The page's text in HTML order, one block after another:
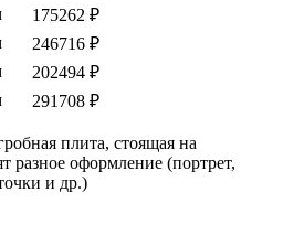
175262 ₽
246716 ₽
202494 ₽
291708 ₽
плита, стоящая на
разное оформление (портрет,
и др.)